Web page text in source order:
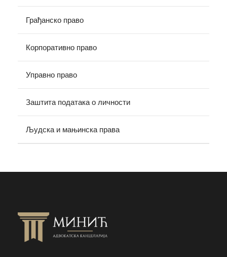
Грађанско право
Корпоративно право
Управно право
Заштита података о личности
Људска и мањинска права